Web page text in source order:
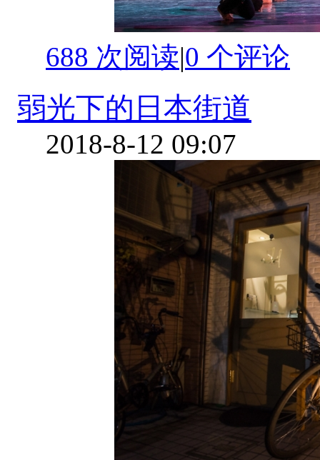
688 次阅读|0 个评论
弱光下的日本街道
2018-8-12 09:07